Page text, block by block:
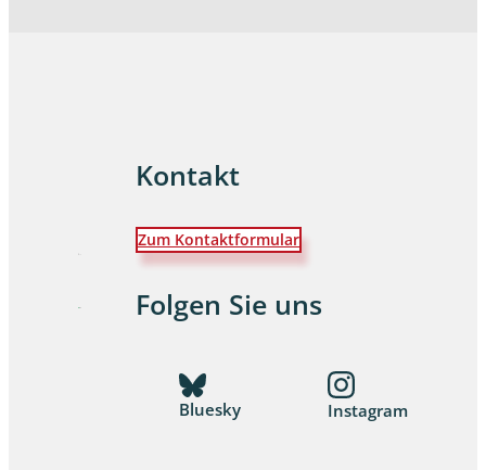
Kontakt
Zum Kontaktformular
Folgen Sie uns
Bluesky Instagram